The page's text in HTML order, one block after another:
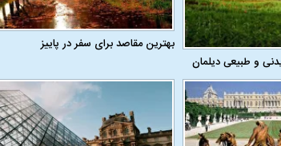
و طبیعی دیلمان
بهترین مقاصد برای سفر در پاییز